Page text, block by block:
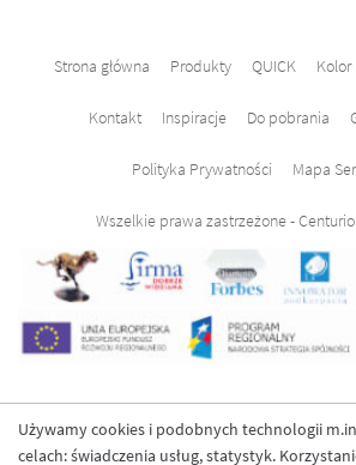
Strona główna Produkty QUICK Kolor
Kontakt Inspiracje Do pobrania
Polityka Prywatności Mapa
Wszelkie prawa zastrzeżone -
Używamy cookies i podobnych technologii
celach: świadczenia usług, statystyk.